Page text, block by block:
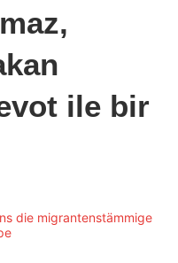
ile bir